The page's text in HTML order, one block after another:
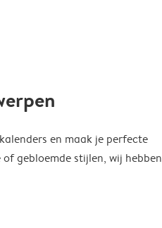
en maak je perfecte
gebloemde stijlen, wij hebben